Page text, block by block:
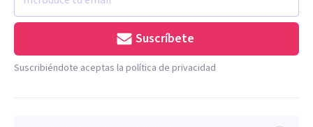
Suscríbete
Suscribiéndote aceptas la política de privacidad